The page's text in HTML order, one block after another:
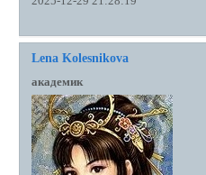
Lena Kolesnikova
академик